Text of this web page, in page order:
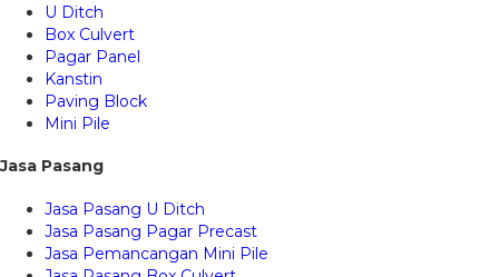
U Ditch
Box Culvert
Pagar Panel
Kanstin
Paving Block
Mini Pile
Jasa Pasang
Jasa Pasang U Ditch
Jasa Pasang Pagar Precast
Jasa Pemancangan Mini Pile